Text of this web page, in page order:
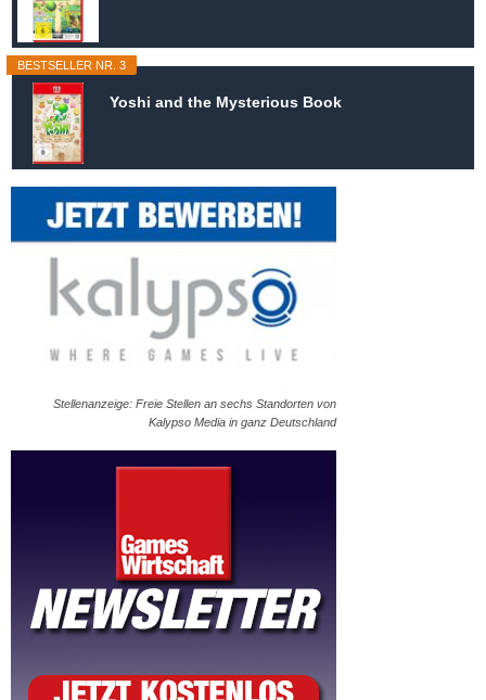
BESTSELLER NR. 3
Yoshi and the Mysterious Book
Stellenanzeige: Freie Stellen an sechs Standorten von
Kalypso Media in ganz Deutschland